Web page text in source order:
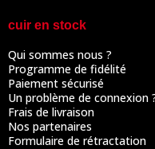
cuir en stock
Qui sommes nous ?
Programme de fidélité
Paiement sécurisé
Un problème de connexion
Frais de livraison
Nos partenaires
Formulaire de rétractation